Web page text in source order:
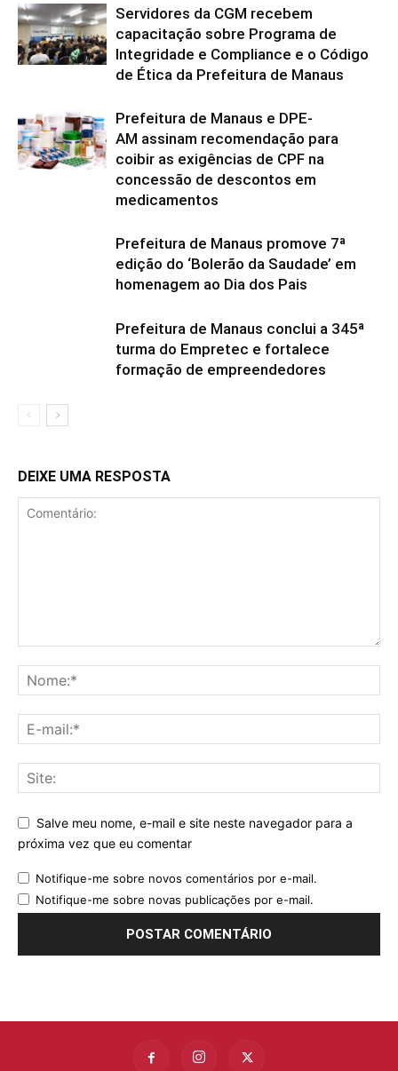
Servidores da CGM recebem
capacitação sobre Programa de
Integridade e Compliance e o Código
de Ética da Prefeitura de Manaus
Prefeitura de Manaus e DPE-
AM assinam recomendação para
coibir as exigências de CPF na
concessão de descontos em
medicamentos
Prefeitura de Manaus promove 7ª
edição do ‘Bolerão da Saudade’ em
homenagem ao Dia dos Pais
Prefeitura de Manaus conclui a 345ª
turma do Empretec e fortalece
formação de empreendedores
DEIXE UMA RESPOSTA
Salve meu nome, e-mail e site neste navegador para a
próxima vez que eu comentar
Notifique-me sobre novos comentários por e-mail.
Notifique-me sobre novas publicações por e-mail.